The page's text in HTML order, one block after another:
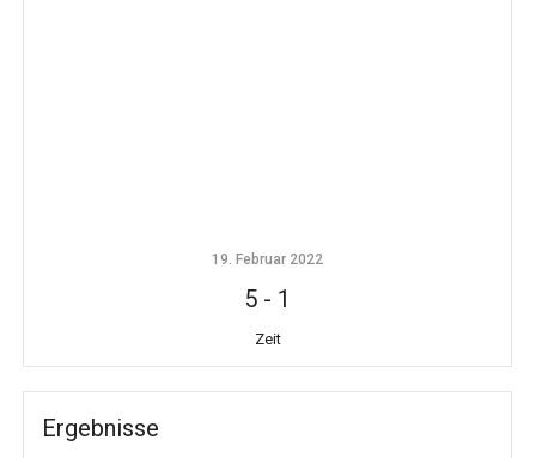
19. Februar 2022
5 - 1
Zeit
Ergebnisse